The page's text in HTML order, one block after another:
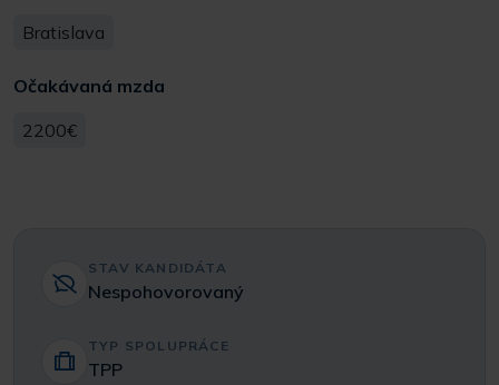
Bratislava
Očakávaná mzda
2200€
STAV KANDIDÁTA
Nespohovorovaný
TYP SPOLUPRÁCE
TPP